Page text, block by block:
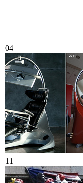
04
11